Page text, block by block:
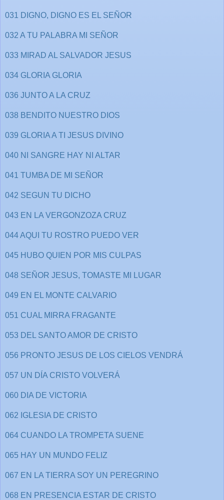
031 DIGNO, DIGNO ES EL SEÑOR
032 A TU PALABRA MI SEÑOR
033 MIRAD AL SALVADOR JESUS
034 GLORIA GLORIA
036 JUNTO A LA CRUZ
038 BENDITO NUESTRO DIOS
039 GLORIA A TI JESUS DIVINO
040 NI SANGRE HAY NI ALTAR
041 TUMBA DE MI SEÑOR
042 SEGUN TU DICHO
043 EN LA VERGONZOZA CRUZ
044 AQUI TU ROSTRO PUEDO VER
045 HUBO QUIEN POR MIS CULPAS
048 SEÑOR JESUS, TOMASTE MI LUGAR
049 EN EL MONTE CALVARIO
051 CUAL MIRRA FRAGANTE
053 DEL SANTO AMOR DE CRISTO
056 PRONTO JESUS DE LOS CIELOS VENDRÁ
057 UN DÍA CRISTO VOLVERÁ
060 DIA DE VICTORIA
062 IGLESIA DE CRISTO
064 CUANDO LA TROMPETA SUENE
065 HAY UN MUNDO FELIZ
067 EN LA TIERRA SOY UN PEREGRINO
068 EN PRESENCIA ESTAR DE CRISTO